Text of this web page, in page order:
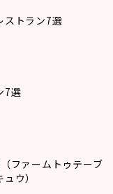
ストラン7選
7選
ファームトゥテーブ
ウ）